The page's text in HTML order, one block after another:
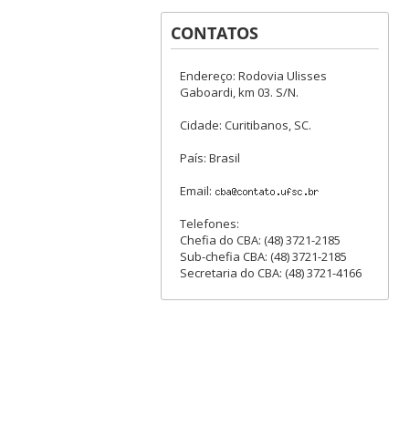
CONTATOS
Endereço: Rodovia Ulisses
Gaboardi, km 03. S/N.
Cidade: Curitibanos, SC.
País: Brasil
Email:
Telefones:
Chefia do CBA: (48) 3721-2185
Sub-chefia CBA: (48) 3721-2185
Secretaria do CBA: (48) 3721-4166